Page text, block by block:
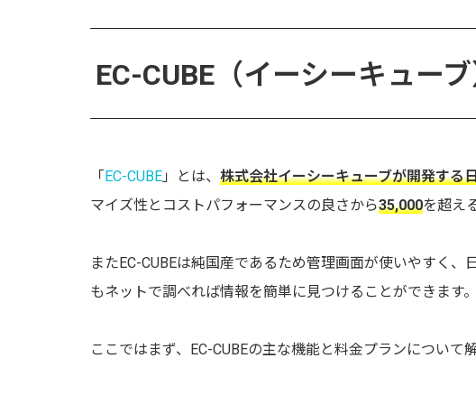
EC-CUBE（イーシーキュー
「EC-CUBE 」とは、 株式会社イーシーキューブが開発する
マイズ性とコストパフォーマンスの良さから35,000を超え
またEC-CUBEは純国産であるため管理画面が使いやすく
もネットで調べれば情報を簡単に見つけることができます。
ここではまず、EC-CUBEの主な機能と料金プランについて解